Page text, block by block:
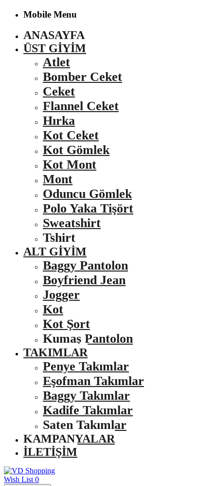
Mobile Menu
ANASAYFA
ÜST GIYIM
Atlet
Bomber Ceket
Ceket
Flannel Ceket
Hırka
Kot Ceket
Kot Gömlek
Kot Mont
Mont
Oduncu Gömlek
Polo Yaka Tişört
Sweatshirt
Tshirt
ALT GIYIM
Baggy Pantolon
Boyfriend Jean
Jogger
Kot
Kot Şort
Kumaş Pantolon
TAKIMLAR
Penye Takımlar
Eşofman Takımlar
Baggy Takımlar
Kadife Takımlar
Saten Takımlar
KAMPANYALAR
İLETIŞIM
Wish List 0